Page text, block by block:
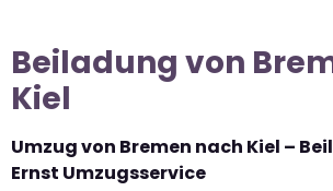
Beiladung von
Kiel
Umzug von Bremen nach Kiel –
Ernst Umzugsservice